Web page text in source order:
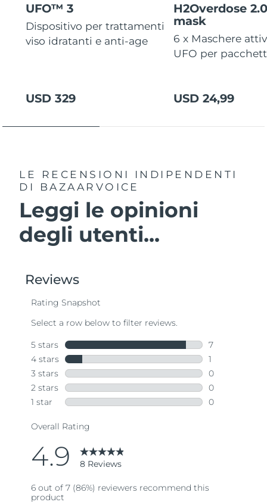
UFO™ 3
Dispositivo per trattamenti
viso idratanti e anti-age
USD 329
H2Overdose
mask
6 x Maschere
UFO per
USD 24,99
LE RECENSIONI INDIPENDENTI
DI BAZAARVOICE
Leggi le opinioni
degli utenti...